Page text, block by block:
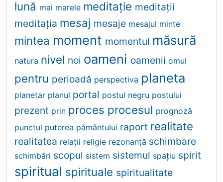
lună mai marele meditaţie meditaţii
meditația mesaj mesaje mesajul minte
mintea moment momentul măsură
natura nivel noi oameni oamenii omul
pentru perioadă perspectiva planeta
planetar planul portal postul negru postului
prezent prin proces procesul prognoză
punctul puterea pământului raport realitate
realitatea relații religie rezonanţă schimbare
schimbări scopul sistem sistemul spațiu spirit
spiritual spirituale spiritualitate